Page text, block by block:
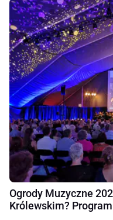
Ogrody Muzyczne
Królewskim? Program